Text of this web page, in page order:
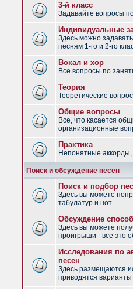
3-й класс
Задавайте вопросы
Индивидуальные
Здесь можно
песням 1-го и 2-го
Вокал и хор
Все вопросы по
Теория
Теоретические
Общие вопросы
Все, что касается
организационные
Практика
Непонятные
Поиск и обсуждение песен
Поиск и подбор
Здесь вы можете
табулатур и нот.
Обсуждение
Здесь вы можете
проигрыши - все это
Исследования по
песен
Здесь размещаются
приводятся варианты